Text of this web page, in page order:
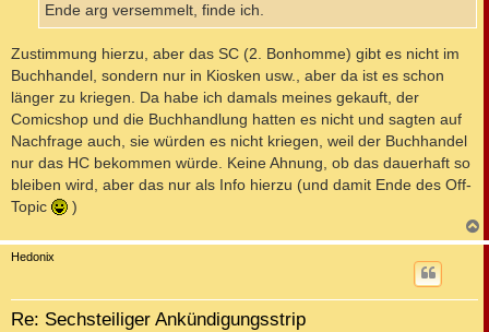
Ende arg versemmelt, finde ich.
Zustimmung hierzu, aber das SC (2. Bonhomme) gibt es nicht im
Buchhandel, sondern nur in Kiosken usw., aber da ist es schon
länger zu kriegen. Da habe ich damals meines gekauft, der
Comicshop und die Buchhandlung hatten es nicht und sagten auf
Nachfrage auch, sie würden es nicht kriegen, weil der Buchhandel
nur das HC bekommen würde. Keine Ahnung, ob das dauerhaft so
bleiben wird, aber das nur als Info hierzu (und damit Ende des Off-
Topic
)
a
Hedonix
Re: Sechsteiliger Ankündigungsstrip